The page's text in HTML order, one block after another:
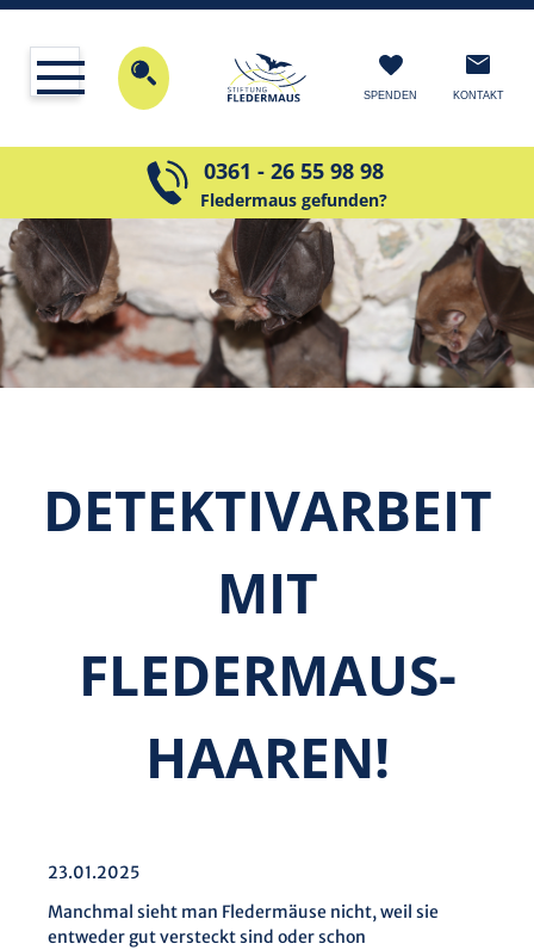
SPENDEN KONTAKT
0361 - 26 55 98 98
Fledermaus gefunden?
DETEKTIV­ARBEIT
MIT
FLEDERMAUS­
HAAREN!
23.01.2025
Manchmal sieht man Fledermäuse nicht, weil sie
entweder gut versteckt sind oder schon